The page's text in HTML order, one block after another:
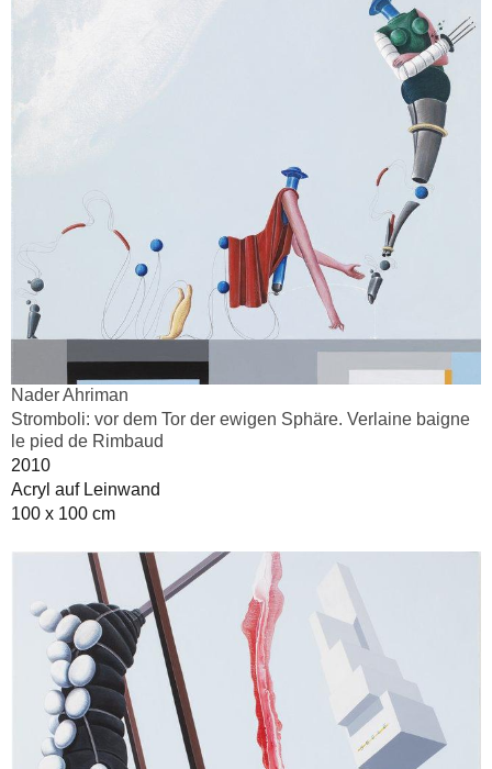
Nader Ahriman
Stromboli: vor dem Tor der ewigen Sphäre. Verlaine baigne
le pied de Rimbaud
2010
Acryl auf Leinwand
100 x 100 cm